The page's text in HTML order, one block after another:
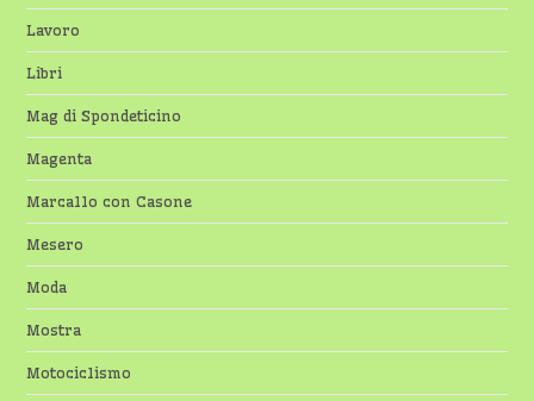
Lavoro
Libri
Mag di Spondeticino
Magenta
Marcallo con Casone
Mesero
Moda
Mostra
Motociclismo